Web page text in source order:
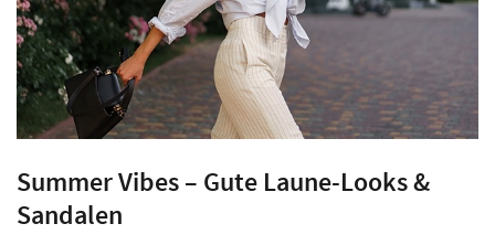
Summer Vibes – Gute Laune-Looks &
Sandalen